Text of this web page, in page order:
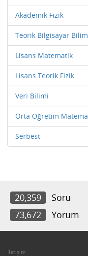
Akademik Fizik
Teorik Bilgisayar
Lisans Matematik
Lisans Teorik Fizik
Veri Bilimi
Orta Öğretim
Serbest
20,359 Soru
73,672
Yorum
İletişim